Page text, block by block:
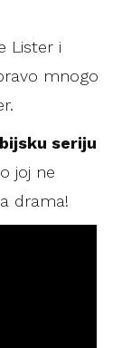
Lister i
mnogo
seriju
joj ne
drama!